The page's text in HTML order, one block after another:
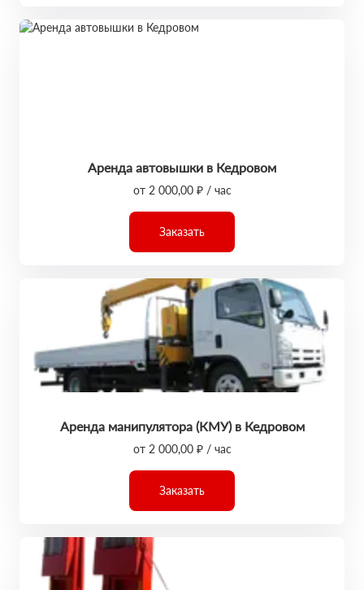
Аренда автовышки в Кедровом
от 2 000,00 ₽ / час
Заказать
Аренда манипулятора (КМУ) в Кедровом
от 2 000,00 ₽ / час
Заказать